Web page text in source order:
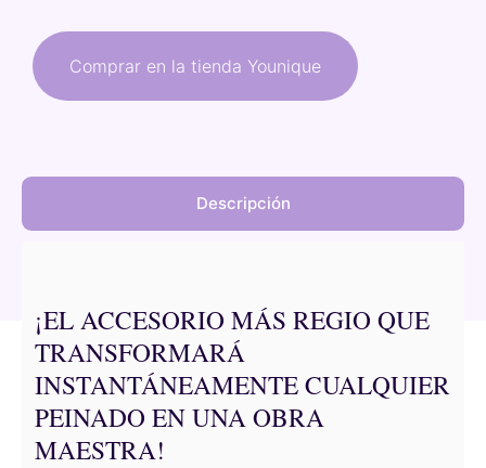
original
actual
Comprar en la tienda Younique
Descripción
¡EL ACCESORIO MÁS REGIO QUE
TRANSFORMARÁ
INSTANTÁNEAMENTE CUALQUIER
PEINADO EN UNA OBRA
MAESTRA!